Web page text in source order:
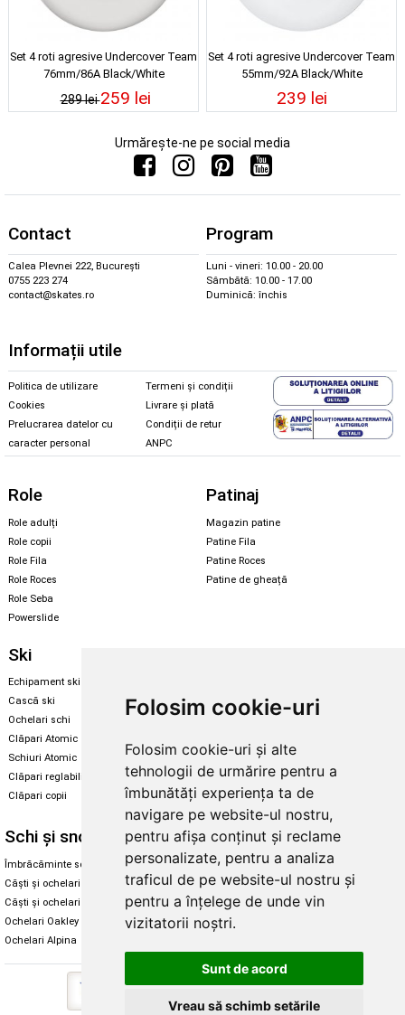
Folosim cookie-uri
Folosim cookie-uri și alte
tehnologii de urmărire pentru a
îmbunătăți experiența ta de
navigare pe website-ul nostru,
pentru afișa conținut și reclame
personalizate, pentru a analiza
traficul de pe website-ul nostru și
pentru a înțelege de unde vin
vizitatorii noștri.
Sunt de acord
Vreau să schimb setările
Set 4 roti agresive Undercover Team
76mm/86A Black/White
289 lei259 lei
Set 4 roti agresive Undercover Team
55mm/92A Black/White
239 lei
Urmărește-ne pe social media
Contact
Calea Plevnei 222, București
0755 223 274
contact@skates.ro
Program
Luni - vineri: 10.00 - 20.00
Sâmbătă: 10.00 - 17.00
Duminică: închis
Informații utile
Politica de utilizare
Cookies
Prelucrarea datelor cu
caracter personal
Termeni și condiții
Livrare și plată
Condiții de retur
ANPC
Role
Role adulți
Role copii
Role Fila
Role Roces
Role Seba
Powerslide
Patinaj
Magazin patine
Patine Fila
Patine Roces
Patine de gheață
Ski
Echipament ski
Cască ski
Ochelari schi
Clăpari Atomic
Schiuri Atomic
Clăpari reglabili
Clăpari copii
Echipament snowboard
Skate & longboard
Santa Cruz
Enuff Skateboards
Schi și snowboard
Îmbrăcăminte schi și snowboard
Căști și ochelari de iarnă
Căști și ochelari Alpina
Ochelari Oakley
Ochelari Alpina
Diverse
Cum aleg rolele
Cum aleg ochelarii
Ochelari de soare Oakley
Ochelari de soare Alpina